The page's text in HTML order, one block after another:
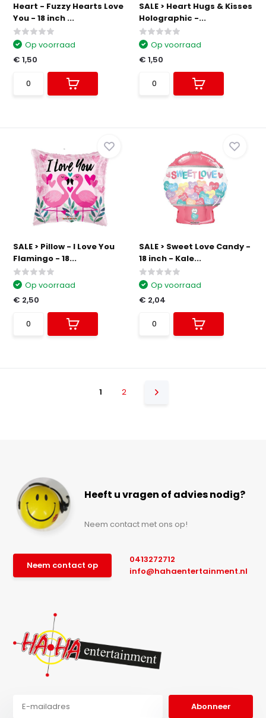
Heart - Fuzzy Hearts Love
You - 18 inch ...
Op voorraad
€ 1,50
SALE > Heart Hugs & Kisses
Holographic -...
Op voorraad
€ 1,50
SALE > Pillow - I Love You
Flamingo - 18...
Op voorraad
€ 2,50
SALE > Sweet Love Candy -
18 inch - Kale...
Op voorraad
€ 2,04
1 2
Heeft u vragen of advies nodig?
Neem contact met ons op!
Neem contact op
0413272712
info@hahaentertainment.nl
Abonneer